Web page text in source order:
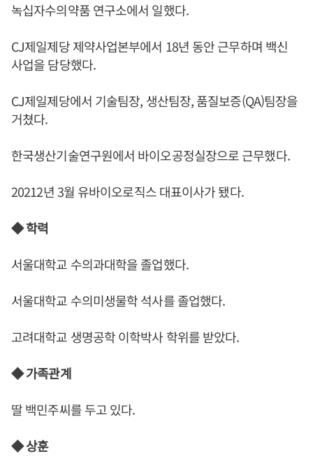
녹십자수의약품 연구소에서 일했다.
CJ제일제당 제약사업본부에서 18년 동안 근무하며 백신
사업을 담당했다.
CJ제일제당에서 기술팀장, 생산팀장, 품질보증(QA)팀장을
거쳤다.
한국생산기술연구원에서 바이오공정실장으로 근무했다.
20212년 3월 유바이오로직스 대표이사가 됐다.
◆ 학력
서울대학교 수의과대학을 졸업했다.
서울대학교 수의미생물학 석사를 졸업했다.
고려대학교 생명공학 이학박사 학위를 받았다.
◆ 가족관계
딸 백민주씨를 두고 있다.
◆ 상훈